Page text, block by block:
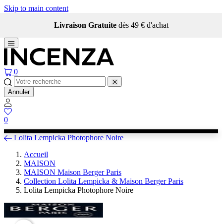
Skip to main content
Livraison Gratuite dès 49 € d'achat
0
Annuler
0
Lolita Lempicka Photophore Noire
Accueil
MAISON
MAISON Maison Berger Paris
Collection Lolita Lempicka & Maison Berger Paris
Lolita Lempicka Photophore Noire